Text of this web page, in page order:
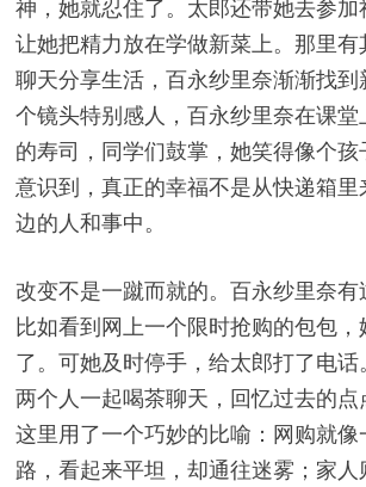
神，她就忍住了。太郎还带她去参加
让她把精力放在学做新菜上。那里
聊天分享生活，百永纱里奈渐渐找
个镜头特别感人，百永纱里奈在课
的寿司，同学们鼓掌，她笑得像个
意识到，真正的幸福不是从快递箱
边的人和事中。
改变不是一蹴而就的。百永纱里奈有
比如看到网上一个限时抢购的包包
了。可她及时停手，给太郎打了电话
两个人一起喝茶聊天，回忆过去的
这里用了一个巧妙的比喻：网购就
路，看起来平坦，却通往迷雾；家